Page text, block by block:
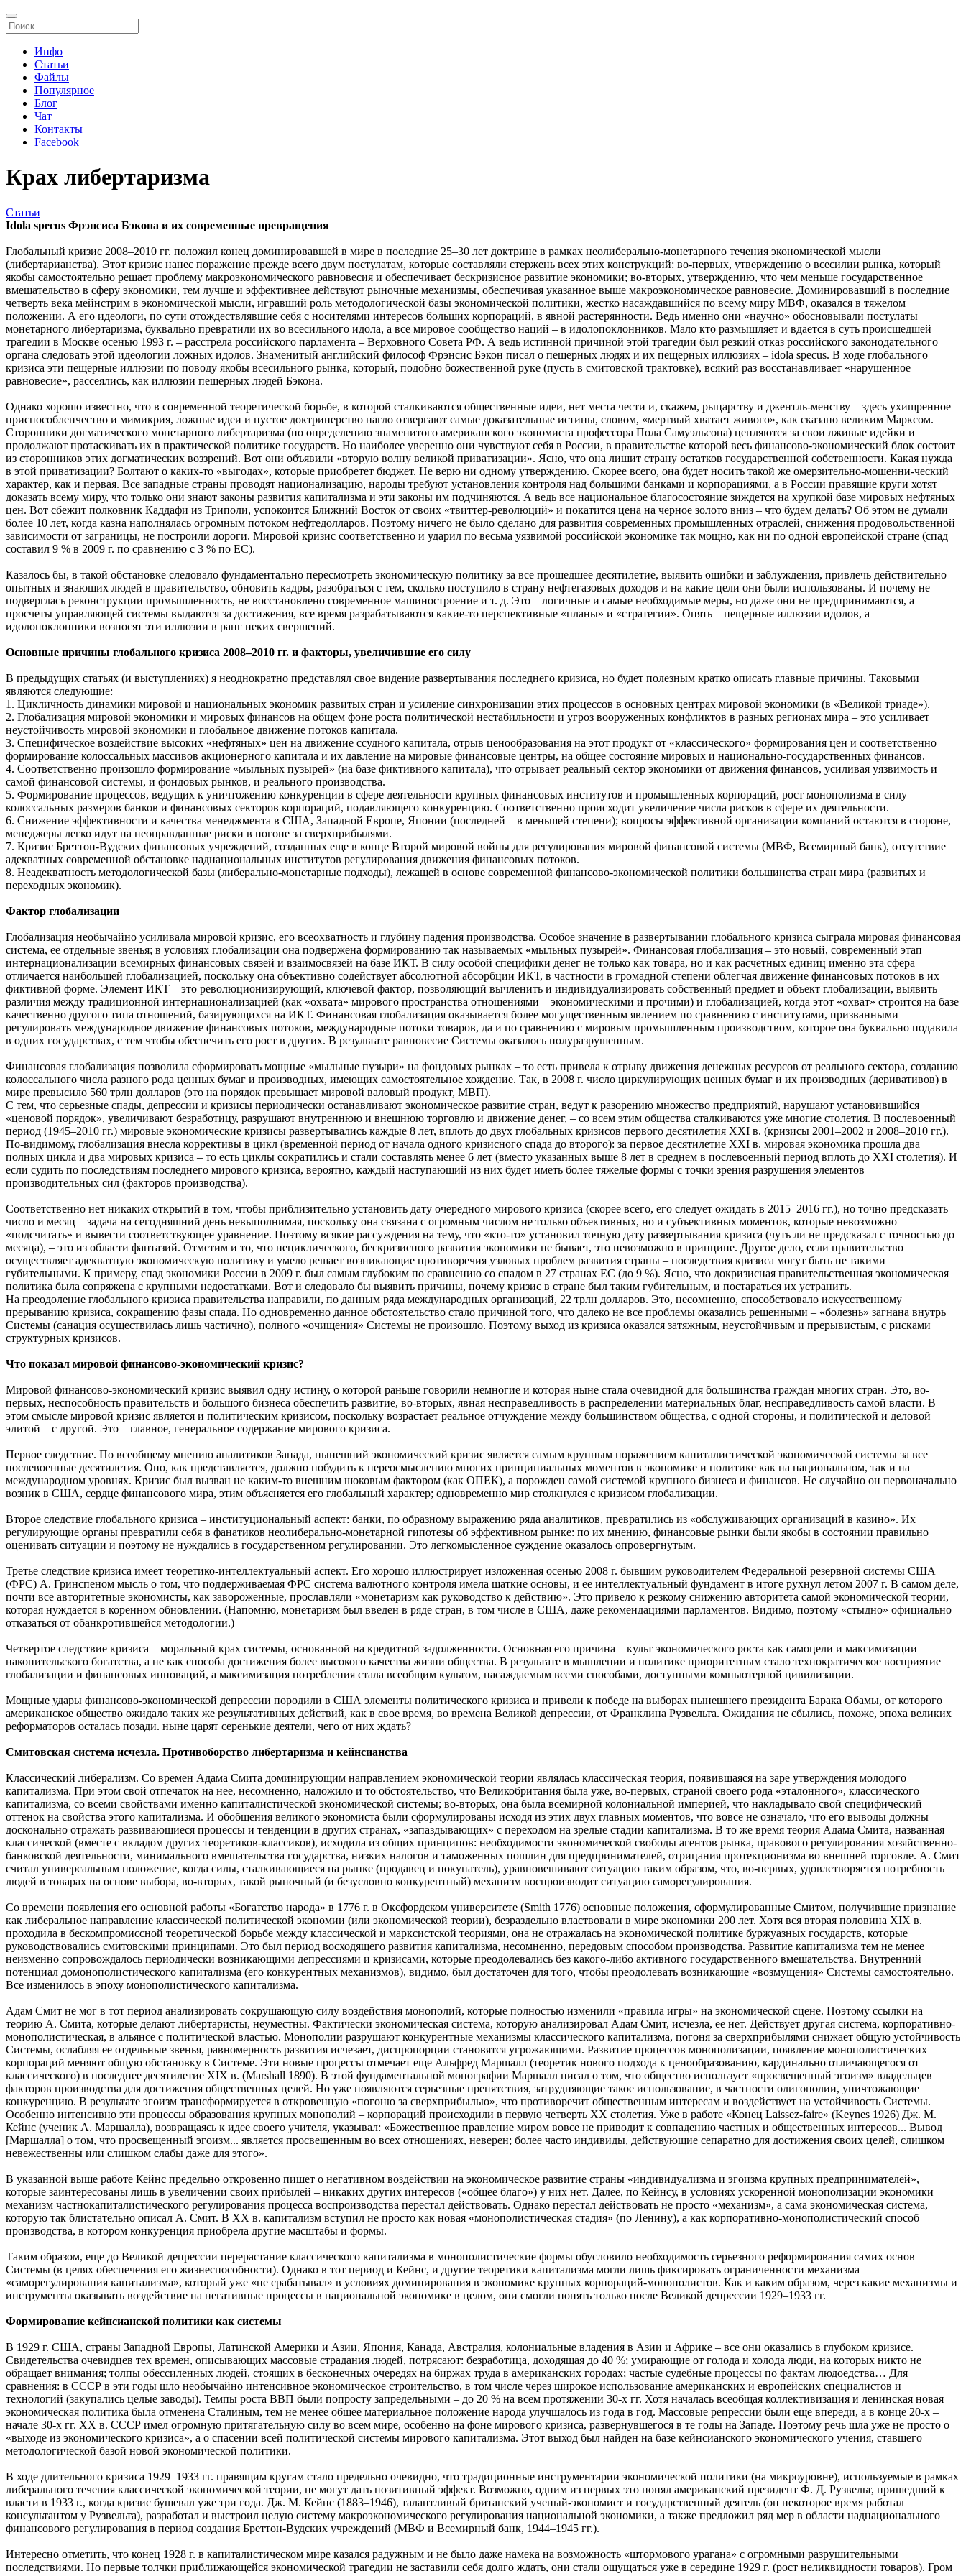
Инфо
Статьи
Файлы
Популярное
Блог
Чат
Контакты
Facebook
Крах либертаризма
Статьи
Idolа specus Фрэнсиса Бэкона и их современные превращения
Глобальный кризис 2008–2010 гг. положил конец доминировавшей в мире в последние 25–30 лет доктрине в рамках неолиберально-монетарного течения экономической мысли
(либертарианства). Этот кризис нанес поражение прежде всего двум постулатам, которые составляли стержень всех этих конструкций: во-первых, утверждению о всесилии рынка, который
якобы самостоятельно решает проблему макроэкономического равновесия и обеспечивает бескризисное развитие экономики; во-вторых, утверждению, что чем меньше государственное
вмешательство в сферу экономики, тем лучше и эффективнее действуют рыночные механизмы, обеспечивая указанное выше макроэкономическое равновесие. Доминировавший в последние
четверть века мейнстрим в экономической мысли, игравший роль методологической базы экономической политики, жестко насаждавшийся по всему миру МВФ, оказался в тяжелом
положении. А его идеологи, по сути отождествлявшие себя с носителями интересов больших корпораций, в явной растерянности. Ведь именно они «научно» обосновывали постулаты
монетарного либертаризма, буквально превратили их во всесильного идола, а все мировое сообщество наций – в идолопоклонников. Мало кто размышляет и вдается в суть происшедшей
трагедии в Москве осенью 1993 г. – расстрела российского парламента – Верховного Совета РФ. А ведь истинной причиной этой трагедии был резкий отказ российского законодательного
органа следовать этой идеологии ложных идолов. Знаменитый английский философ Фрэнсис Бэкон писал о пещерных людях и их пещерных иллюзиях – idolа specus. В ходе глобального
кризиса эти пещерные иллюзии по поводу якобы всесильного рынка, который, подобно божественной руке (пусть в смитовской трактовке), всякий раз восстанавливает «нарушенное
равновесие», рассеялись, как иллюзии пещерных людей Бэкона.
Однако хорошо известно, что в современной теоретической борьбе, в которой сталкиваются общественные идеи, нет места чести и, скажем, рыцарству и джентль-менству – здесь ухищренное
приспособленчество и мимикрия, ложные идеи и пустое доктринерство нагло отвергают самые доказательные истины, словом, «мертвый хватает живого», как сказано великим Марксом.
Сторонники догматического монетарного либертаризма (по определению знаменитого американского экономиста профессора Пола Самуэльсона) цепляются за свои лживые идейки и
продолжают протаскивать их в практической политике государств. Но наиболее уверенно они чувствуют себя в России, в правительстве которой весь финансово-экономический блок состоит
из сторонников этих догматических воззрений. Вот они объявили «вторую волну великой приватизации». Ясно, что она лишит страну остатков государственной собственности. Какая нужда
в этой приватизации? Болтают о каких-то «выгодах», которые приобретет бюджет. Не верю ни одному утверждению. Скорее всего, она будет носить такой же омерзительно-мошенни-ческий
характер, как и первая. Все западные страны проводят национализацию, народы требуют установления контроля над большими банками и корпорациями, а в России правящие круги хотят
доказать всему миру, что только они знают законы развития капитализма и эти законы им подчиняются. А ведь все национальное благосостояние зиждется на хрупкой базе мировых нефтяных
цен. Вот сбежит полковник Каддафи из Триполи, успокоится Ближний Восток от своих «твиттер-революций» и покатится цена на черное золото вниз – что будем делать? Об этом не думали
более 10 лет, когда казна наполнялась огромным потоком нефтедолларов. Поэтому ничего не было сделано для развития современных промышленных отраслей, снижения продовольственной
зависимости от заграницы, не построили дороги. Мировой кризис соответственно и ударил по весьма уязвимой российской экономике так мощно, как ни по одной европейской стране (спад
составил 9 % в 2009 г. по сравнению с 3 % по ЕС).
Казалось бы, в такой обстановке следовало фундаментально пересмотреть экономическую политику за все прошедшее десятилетие, выявить ошибки и заблуждения, привлечь действительно
опытных и знающих людей в правительство, обновить кадры, разобраться с тем, сколько поступило в страну нефтегазовых доходов и на какие цели они были использованы. И почему не
подверглась реконструкции промышленность, не восстановлено современное машиностроение и т. д. Это – логичные и самые необходимые меры, но даже они не предпринимаются, а
просчеты управляющей системы выдаются за достижения, все время разрабатываются какие-то перспективные «планы» и «стратегии». Опять – пещерные иллюзии идолов, а
идолопоклонники возносят эти иллюзии в ранг неких свершений.
Основные причины глобального кризиса 2008–2010 гг. и факторы, увеличившие его силу
В предыдущих статьях (и выступлениях) я неоднократно представлял свое видение развертывания последнего кризиса, но будет полезным кратко описать главные причины. Таковыми
являются следующие:
1. Цикличность динамики мировой и национальных экономик развитых стран и усиление синхронизации этих процессов в основных центрах мировой экономики (в «Великой триаде»).
2. Глобализация мировой экономики и мировых финансов на общем фоне роста политической нестабильности и угроз вооруженных конфликтов в разных регионах мира – это усиливает
неустойчивость мировой экономики и глобальное движение потоков капитала.
3. Специфическое воздействие высоких «нефтяных» цен на движение ссудного капитала, отрыв ценообразования на этот продукт от «классического» формирования цен и соответственно
формирование колоссальных массивов акционерного капитала и их давление на мировые финансовые центры, на общее состояние мировых и национально-государственных финансов.
4. Соответственно произошло формирование «мыльных пузырей» (на базе фиктивного капитала), что отрывает реальный сектор экономики от движения финансов, усиливая уязвимость и
самой финансовой системы, и фондовых рынков, и реального производства.
5. Формирование процессов, ведущих к уничтожению конкуренции в сфере деятельности крупных финансовых институтов и промышленных корпораций, рост монополизма в силу
колоссальных размеров банков и финансовых секторов корпораций, подавляющего конкуренцию. Соответственно происходит увеличение числа рисков в сфере их деятельности.
6. Снижение эффективности и качества менеджмента в США, Западной Европе, Японии (последней – в меньшей степени); вопросы эффективной организации компаний остаются в стороне,
менеджеры легко идут на неоправданные риски в погоне за сверхприбылями.
7. Кризис Бреттон-Вудских финансовых учреждений, созданных еще в конце Второй мировой войны для регулирования мировой финансовой системы (МВФ, Всемирный банк), отсутствие
адекватных современной обстановке наднациональных институтов регулирования движения финансовых потоков.
8. Неадекватность методологической базы (либерально-монетарные подходы), лежащей в основе современной финансово-экономической политики большинства стран мира (развитых и
переходных экономик).
Фактор глобализации
Глобализация необычайно усиливала мировой кризис, его всеохватность и глубину падения производства. Особое значение в развертывании глобального кризиса сыграла мировая финансовая
система, ее отдельные звенья; в условиях глобализации она подвержена формированию так называемых «мыльных пузырей». Финансовая глобализация – это новый, современный этап
интернационализации всемирных финансовых связей и взаимосвязей на базе ИКТ. В силу особой специфики денег не только как товара, но и как расчетных единиц именно эта сфера
отличается наибольшей глобализацией, поскольку она объективно содействует абсолютной абсорбции ИКТ, в частности в громадной степени облегчая движение финансовых потоков в их
фиктивной форме. Элемент ИКТ – это революционизирующий, ключевой фактор, позволяющий вычленить и индивидуализировать собственный предмет и объект глобализации, выявить
различия между традиционной интернационализацией (как «охвата» мирового пространства отношениями – экономическими и прочими) и глобализацией, когда этот «охват» строится на базе
качественно другого типа отношений, базирующихся на ИКТ. Финансовая глобализация оказывается более могущественным явлением по сравнению с институтами, призванными
регулировать международное движение финансовых потоков, международные потоки товаров, да и по сравнению с мировым промышленным производством, которое она буквально подавила
в одних государствах, с тем чтобы обеспечить его рост в других. В результате равновесие Системы оказалось полуразрушенным.
Финансовая глобализация позволила сформировать мощные «мыльные пузыри» на фондовых рынках – то есть привела к отрыву движения денежных ресурсов от реального сектора, созданию
колоссального числа разного рода ценных бумаг и производных, имеющих самостоятельное хождение. Так, в 2008 г. число циркулирующих ценных бумаг и их производных (деривативов) в
мире превысило 560 трлн долларов (это на порядок превышает мировой валовый продукт, МВП).
С тем, что серьезные спады, депрессии и кризисы периодически останавливают экономическое развитие стран, ведут к разорению множество предприятий, нарушают установившийся
«ценовой порядок», увеличивают безработицу, разрушают внутреннюю и внешнюю торговлю и движение денег, – со всем этим общества сталкиваются уже многие столетия. В послевоенный
период (1945–2010 гг.) мировые экономические кризисы развертывались каждые 8 лет, вплоть до двух глобальных кризисов первого десятилетия XXI в. (кризисы 2001–2002 и 2008–2010 гг.).
По-видимому, глобализация внесла коррективы в цикл (временной период от начала одного кризисного спада до второго): за первое десятилетие XXI в. мировая экономика прошла два
полных цикла и два мировых кризиса – то есть циклы сократились и стали составлять менее 6 лет (вместо указанных выше 8 лет в среднем в послевоенный период вплоть до XXI столетия). И
если судить по последствиям последнего мирового кризиса, вероятно, каждый наступающий из них будет иметь более тяжелые формы с точки зрения разрушения элементов
производительных сил (факторов производства).
Соответственно нет никаких открытий в том, чтобы приблизительно установить дату очередного мирового кризиса (скорее всего, его следует ожидать в 2015–2016 гг.), но точно предсказать
число и месяц – задача на сегодняшний день невыполнимая, поскольку она связана с огромным числом не только объективных, но и субъективных моментов, которые невозможно
«подсчитать» и вывести соответствующее уравнение. Поэтому всякие рассуждения на тему, что «кто-то» установил точную дату развертывания кризиса (чуть ли не предсказал с точностью до
месяца), – это из области фантазий. Отметим и то, что нециклического, бескризисного развития экономики не бывает, это невозможно в принципе. Другое дело, если правительство
осуществляет адекватную экономическую политику и умело решает возникающие противоречия узловых проблем развития страны – последствия кризиса могут быть не такими
губительными. К примеру, спад экономики России в 2009 г. был самым глубоким по сравнению со спадом в 27 странах ЕС (до 9 %). Ясно, что докризисная правительственная экономическая
политика была сопряжена с крупными недостатками. Вот и следовало бы выявить причины, почему кризис в стране был таким губительным, и постараться их устранить.
На преодоление глобального кризиса правительства направили, по данным ряда международных организаций, 22 трлн долларов. Это, несомненно, способствовало искусственному
прерыванию кризиса, сокращению фазы спада. Но одновременно данное обстоятельство стало причиной того, что далеко не все проблемы оказались решенными – «болезнь» загнана внутрь
Системы (санация осуществилась лишь частично), полного «очищения» Системы не произошло. Поэтому выход из кризиса оказался затяжным, неустойчивым и прерывистым, с рисками
структурных кризисов.
Что показал мировой финансово-экономический кризис?
Мировой финансово-экономический кризис выявил одну истину, о которой раньше говорили немногие и которая ныне стала очевидной для большинства граждан многих стран. Это, во-
первых, неспособность правительств и большого бизнеса обеспечить развитие, во-вторых, явная несправедливость в распределении материальных благ, несправедливость самой власти. В
этом смысле мировой кризис является и политическим кризисом, поскольку возрастает реальное отчуждение между большинством общества, с одной стороны, и политической и деловой
элитой – с другой. Это – главное, генеральное содержание мирового кризиса.
Первое следствие. По всеобщему мнению аналитиков Запада, нынешний экономический кризис является самым крупным поражением капиталистической экономической системы за все
послевоенные десятилетия. Оно, как представляется, должно побудить к переосмыслению многих принципиальных моментов в экономике и политике как на национальном, так и на
международном уровнях. Кризис был вызван не каким-то внешним шоковым фактором (как ОПЕК), а порожден самой системой крупного бизнеса и финансов. Не случайно он первоначально
возник в США, сердце финансового мира, этим объясняется его глобальный характер; одновременно мир столкнулся с кризисом глобализации.
Второе следствие глобального кризиса – институциональный аспект: банки, по образному выражению ряда аналитиков, превратились из «обслуживающих организаций в казино». Их
регулирующие органы превратили себя в фанатиков неолиберально-монетарной гипотезы об эффективном рынке: по их мнению, финансовые рынки были якобы в состоянии правильно
оценивать ситуации и поэтому не нуждались в государственном регулировании. Это легкомысленное суждение оказалось опровергнутым.
Третье следствие кризиса имеет теоретико-интеллектуальный аспект. Его хорошо иллюстрирует изложенная осенью 2008 г. бывшим руководителем Федеральной резервной системы США
(ФРС) А. Гринспеном мысль о том, что поддерживаемая ФРС система валютного контроля имела шаткие основы, и ее интеллектуальный фундамент в итоге рухнул летом 2007 г. В самом деле,
почти все авторитетные экономисты, как завороженные, прославляли «монетаризм как руководство к действию». Это привело к резкому снижению авторитета самой экономической теории,
которая нуждается в коренном обновлении. (Напомню, монетаризм был введен в ряде стран, в том числе в США, даже рекомендациями парламентов. Видимо, поэтому «стыдно» официально
отказаться от обанкротившейся методологии.)
Четвертое следствие кризиса – моральный крах системы, основанной на кредитной задолженности. Основная его причина – культ экономического роста как самоцели и максимизации
накопительского богатства, а не как способа достижения более высокого качества жизни общества. В результате в мышлении и политике приоритетным стало технократическое восприятие
глобализации и финансовых инноваций, а максимизация потребления стала всеобщим культом, насаждаемым всеми способами, доступными компьютерной цивилизации.
Мощные удары финансово-экономической депрессии породили в США элементы политического кризиса и привели к победе на выборах нынешнего президента Барака Обамы, от которого
американское общество ожидало таких же результативных действий, как в свое время, во времена Великой депрессии, от Франклина Рузвельта. Ожидания не сбылись, похоже, эпоха великих
реформаторов осталась позади. ныне царят серенькие деятели, чего от них ждать?
Смитовская система исчезла. Противоборство либертаризма и кейнсианства
Классический либерализм. Со времен Адама Смита доминирующим направлением экономической теории являлась классическая теория, появившаяся на заре утверждения молодого
капитализма. При этом свой отпечаток на нее, несомненно, наложило и то обстоятельство, что Великобритания была уже, во-первых, страной своего рода «эталонного», классического
капитализма, со всеми свойствами именно капиталистической экономической системы; во-вторых, она была всемирной колониальной империей, что накладывало свой специфический
оттенок на свойства этого капитализма. И обобщения великого экономиста были сформулированы исходя из этих двух главных моментов, что вовсе не означало, что его выводы должны
досконально отражать развивающиеся процессы и тенденции в других странах, «запаздывающих» с переходом на зрелые стадии капитализма. В то же время теория Адама Смита, названная
классической (вместе с вкладом других теоретиков-классиков), исходила из общих принципов: необходимости экономической свободы агентов рынка, правового регулирования хозяйственно-
банковской деятельности, минимального вмешательства государства, низких налогов и таможенных пошлин для предпринимателей, отрицания протекционизма во внешней торговле. А. Смит
считал универсальным положение, когда силы, сталкивающиеся на рынке (продавец и покупатель), уравновешивают ситуацию таким образом, что, во-первых, удовлетворяется потребность
людей в товарах на основе выбора, во-вторых, такой рыночный (и безусловно конкурентный) механизм воспроизводит ситуацию саморегулирования.
Со времени появления его основной работы «Богатство народа» в 1776 г. в Оксфордском университете (Smith 1776) основные положения, сформулированные Смитом, получившие признание
как либеральное направление классической политической экономии (или экономической теории), безраздельно властвовали в мире экономики 200 лет. Хотя вся вторая половина ХIХ в.
проходила в бескомпромиссной теоретической борьбе между классической и марксистской теориями, она не отражалась на экономической политике буржуазных государств, которые
руководствовались смитовскими принципами. Это был период восходящего развития капитализма, несомненно, передовым способом производства. Развитие капитализма тем не менее
неизменно сопровождалось периодически возникающими депрессиями и кризисами, которые преодолевались без какого-либо активного государственного вмешательства. Внутренний
потенциал домонополистического капитализма (его конкурентных механизмов), видимо, был достаточен для того, чтобы преодолевать возникающие «возмущения» Системы самостоятельно.
Все изменилось в эпоху монополистического капитализма.
Адам Смит не мог в тот период анализировать сокрушающую силу воздействия монополий, которые полностью изменили «правила игры» на экономической сцене. Поэтому ссылки на
теорию А. Смита, которые делают либертаристы, неуместны. Фактически экономическая система, которую анализировал Адам Смит, исчезла, ее нет. Действует другая система, корпоративно-
монополистическая, в альянсе с политической властью. Монополии разрушают конкурентные механизмы классического капитализма, погоня за сверхприбылями снижает общую устойчивость
Системы, ослабляя ее отдельные звенья, равномерность развития исчезает, диспропорции становятся угрожающими. Развитие процессов монополизации, появление монополистических
корпораций меняют общую обстановку в Системе. Эти новые процессы отмечает еще Альфред Маршалл (теоретик нового подхода к ценообразованию, кардинально отличающегося от
классического) в последнее десятилетие XIX в. (Marshall 1890). В этой фундаментальной монографии Маршалл писал о том, что общество использует «просвещенный эгоизм» владельцев
факторов производства для достижения общественных целей. Но уже появляются серьезные препятствия, затрудняющие такое использование, в частности олигополии, уничтожающие
конкуренцию. В результате эгоизм трансформируется в откровенную «погоню за сверхприбылью», что противоречит общественным интересам и воздействует на устойчивость Системы.
Особенно интенсивно эти процессы образования крупных монополий – корпораций происходили в первую четверть XX столетия. Уже в работе «Конец Laissez-faire» (Keynes 1926) Дж. М.
Кейнс (ученик А. Маршалла), возвращаясь к идее своего учителя, указывал: «Божественное правление миром вовсе не приводит к совпадению частных и общественных интересов... Вывод
[Маршалла] о том, что просвещенный эгоизм... является просвещенным во всех отношениях, неверен; более часто индивиды, действующие сепаратно для достижения своих целей, слишком
невежественны или слишком слабы даже для этого».
В указанной выше работе Кейнс предельно откровенно пишет о негативном воздействии на экономическое развитие страны «индивидуализма и эгоизма крупных предпринимателей»,
которые заинтересованы лишь в увеличении своих прибылей – никаких других интересов («общее благо») у них нет. Далее, по Кейнсу, в условиях ускоренной монополизации экономики
механизм частнокапиталистического регулирования процесса воспроизводства перестал действовать. Однако перестал действовать не просто «механизм», а сама экономическая система,
которую так блистательно описал А. Смит. В XX в. капитализм вступил не просто как новая «монополистическая стадия» (по Ленину), а как корпоративно-монополистический способ
производства, в котором конкуренция приобрела другие масштабы и формы.
Таким образом, еще до Великой депрессии перерастание классического капитализма в монополистические формы обусловило необходимость серьезного реформирования самих основ
Системы (в целях обеспечения его жизнеспособности). Однако в тот период и Кейнс, и другие теоретики капитализма могли лишь фиксировать ограниченности механизма
«саморегулирования капитализма», который уже «не срабатывал» в условиях доминирования в экономике крупных корпораций-монополистов. Как и каким образом, через какие механизмы и
инструменты оказывать воздействие на негативные процессы в национальной экономике в целом, они смогли понять только после Великой депрессии 1929–1933 гг.
Формирование кейнсианской политики как системы
В 1929 г. США, страны Западной Европы, Латинской Америки и Азии, Япония, Канада, Австралия, колониальные владения в Азии и Африке – все они оказались в глубоком кризисе.
Свидетельства очевидцев тех времен, описывающих массовые страдания людей, потрясают: безработица, доходящая до 40 %; умирающие от голода и холода люди, на которых никто не
обращает внимания; толпы обессиленных людей, стоящих в бесконечных очередях на биржах труда в американских городах; частые судебные процессы по фактам людоедства… Для
сравнения: в СССР в эти годы шло необычайно интенсивное экономическое строительство, в том числе через широкое использование американских и европейских специалистов и
технологий (закупались целые заводы). Темпы роста ВВП были попросту запредельными – до 20 % на всем протяжении 30-х гг. Хотя началась всеобщая коллективизация и ленинская новая
экономическая политика была отменена Сталиным, тем не менее общее материальное положение народа улучшалось из года в год. Массовые репрессии были еще впереди, а в конце 20-х –
начале 30-х гг. XX в. СССР имел огромную притягательную силу во всем мире, особенно на фоне мирового кризиса, развернувшегося в те годы на Западе. Поэтому речь шла уже не просто о
«выходе из экономического кризиса», а о спасении всей политической системы мирового капитализма. Этот выход был найден на базе кейнсианского экономического учения, ставшего
методологической базой новой экономической политики.
В ходе длительного кризиса 1929–1933 гг. правящим кругам стало предельно очевидно, что традиционные инструментарии экономической политики (на микроуровне), используемые в рамках
либерального течения классической экономической теории, не могут дать позитивный эффект. Возможно, одним из первых это понял американский президент Ф. Д. Рузвельт, пришедший к
власти в 1933 г., когда кризис бушевал уже три года. Дж. М. Кейнс (1883–1946), талантливый британский ученый-экономист и государственный деятель (он некоторое время работал
консультантом у Рузвельта), разработал и выстроил целую систему макроэкономического регулирования национальной экономики, а также предложил ряд мер в области наднационального
финансового регулирования в период создания Бреттон-Вудских учреждений (МВФ и Всемирный банк, 1944–1945 гг.).
Интересно отметить, что конец 1928 г. в капиталистическом мире казался радужным и не было даже намека на возможность «штормового урагана» с огромными разрушительными
последствиями. Но первые толчки приближающейся экономической трагедии не заставили себя долго ждать, они стали ощущаться уже в середине 1929 г. (рост неликвидности товаров). Гром